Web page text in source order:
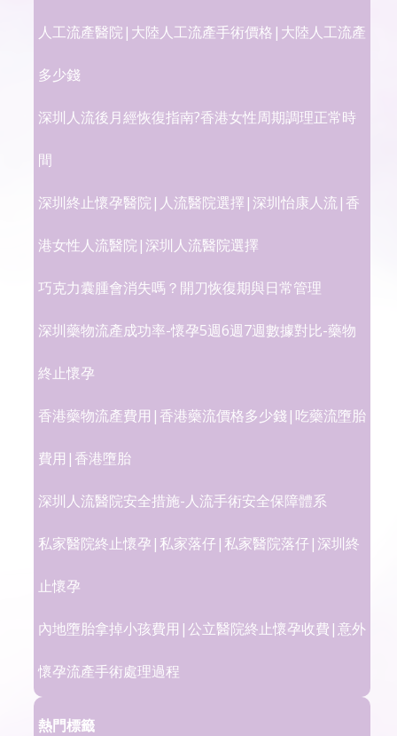
人工流產醫院|大陸人工流產手術價格|大陸人工流產
多少錢
深圳人流後月經恢復指南?香港女性周期調理正常時
間
深圳終止懷孕醫院|人流醫院選擇|深圳怡康人流|香
港女性人流醫院|深圳人流醫院選擇
巧克力囊腫會消失嗎？開刀恢復期與日常管理
深圳藥物流產成功率-懷孕5週6週7週數據對比-藥物
終止懷孕
香港藥物流產費用|香港藥流價格多少錢|吃藥流墮胎
費用|香港墮胎
深圳人流醫院安全措施-人流手術安全保障體系
私家醫院終止懷孕|私家落仔|私家醫院落仔|深圳終
止懷孕
內地墮胎拿掉小孩費用|公立醫院終止懷孕收費|意外
懷孕流產手術處理過程
熱門標籤